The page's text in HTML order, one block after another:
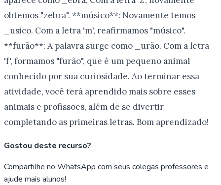
obtemos "zebra". **músico**: Novamente temos
_usico. Com a letra 'm', reafirmamos "músico".
**furão**: A palavra surge como _urão. Com a letra
'f', formamos "furão", que é um pequeno animal
conhecido por sua curiosidade. Ao terminar essa
atividade, você terá aprendido mais sobre esses
animais e profissões, além de se divertir
completando as primeiras letras. Bom aprendizado!
Gostou deste recurso?
Compartilhe no WhatsApp com seus colegas professores e
ajude mais alunos!